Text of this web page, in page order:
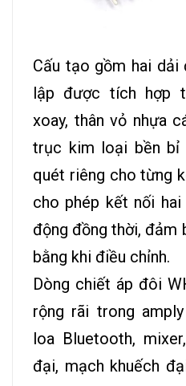
Cấu tạo gồm hai
lập được tích hợp
xoay, thân vỏ nhựa
trục kim loại bền bỉ
quét riêng cho từng
cho phép kết nối
động đồng thời, đảm
bằng khi điều chỉnh.
Dòng chiết áp đôi
rộng rãi trong
loa Bluetooth,
đại, mạch khuếch